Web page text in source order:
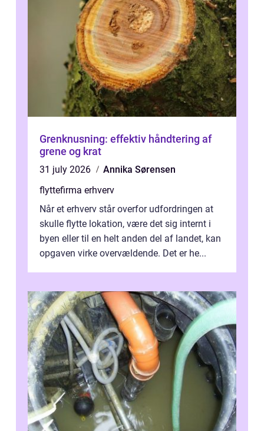
Grenknusning: effektiv håndtering af
grene og krat
31 july 2026
Annika Sørensen
flyttefirma erhverv
Når et erhverv står overfor udfordringen at
skulle flytte lokation, være det sig internt i
byen eller til en helt anden del af landet, kan
opgaven virke overvældende. Det er he...